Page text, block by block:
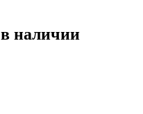
в наличии